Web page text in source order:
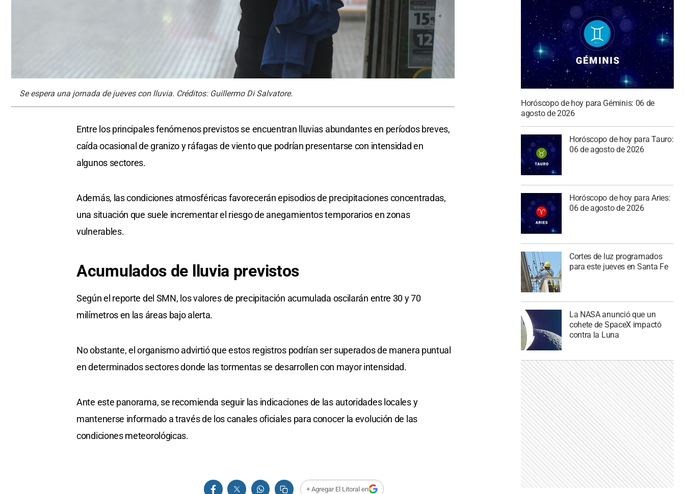
Se espera una jornada de jueves con lluvia. Créditos: Guillermo Di Salvatore.
Entre los principales fenómenos previstos se encuentran lluvias abundantes en períodos breves,
caída ocasional de granizo y ráfagas de viento que podrían presentarse con intensidad en
algunos sectores.
Además, las condiciones atmosféricas favorecerán episodios de precipitaciones concentradas,
una situación que suele incrementar el riesgo de anegamientos temporarios en zonas
vulnerables.
Acumulados de lluvia previstos
Según el reporte del SMN, los valores de precipitación acumulada oscilarán entre 30 y 70
milímetros en las áreas bajo alerta.
No obstante, el organismo advirtió que estos registros podrían ser superados de manera puntual
en determinados sectores donde las tormentas se desarrollen con mayor intensidad.
Ante este panorama, se recomienda seguir las indicaciones de las autoridades locales y
mantenerse informado a través de los canales oficiales para conocer la evolución de las
condiciones meteorológicas.
+ Agregar El Litoral en
Horóscopo de hoy para Géminis: 06 de
agosto de 2026
Horóscopo de hoy para Tauro:
06 de agosto de 2026
Horóscopo de hoy para Aries:
06 de agosto de 2026
Cortes de luz programados
para este jueves en Santa Fe
La NASA anunció que un
cohete de SpaceX impactó
contra la Luna